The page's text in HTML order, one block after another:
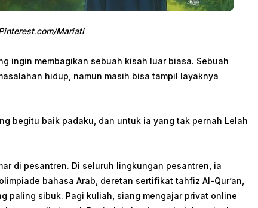
.com/Mariati
ingin membagikan sebuah kisah luar biasa. Sebuah
hidup, namun masih bisa tampil layaknya
begitu baik padaku, dan untuk ia yang tak pernah Lelah
di pesantren. Di seluruh lingkungan pesantren, ia
bahasa Arab, deretan sertifikat tahfiz Al-Qur’an,
paling sibuk. Pagi kuliah, siang mengajar privat online